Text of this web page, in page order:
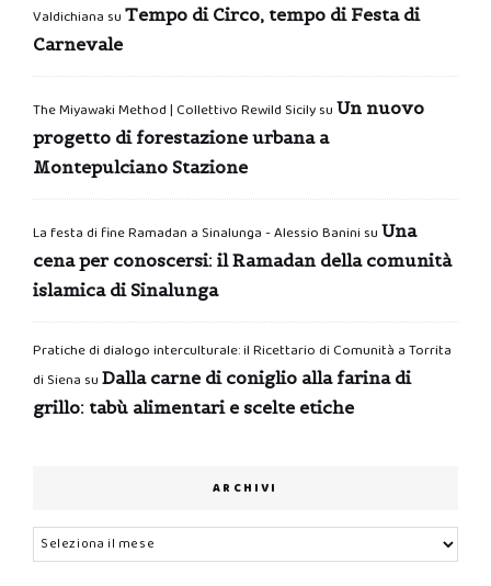
Valdichiana su Tempo di Circo, tempo di Festa di
Carnevale
The Miyawaki Method | Collettivo Rewild Sicilysu Un nuovo
progetto di forestazione urbana a
Montepulciano Stazione
La festa di fine Ramadan a Sinalunga - Alessio Banini su Una
cena per conoscersi: il Ramadan della comunità
islamica di Sinalunga
Pratiche di dialogo interculturale: il Ricettario di Comunità a Torrita
di Siena su Dalla carne di coniglio alla farina di
grillo: tabù alimentari e scelte etiche
ARCHIVI
Archivi